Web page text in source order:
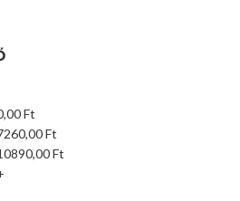
Ft
Ft
Ft